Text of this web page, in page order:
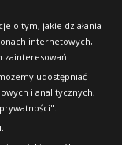
o tym, jakie działania
internetowych,
zainteresowań.
udostępniać
i analitycznych,
.